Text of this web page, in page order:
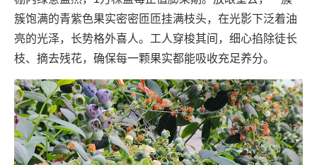
簇饱满的青紫色果实密密匝匝挂满枝头，在光影下泛着油
亮的光泽，长势格外喜人。工人穿梭其间，细心掐除徒长
枝、摘去残花，确保每一颗果实都能吸收充足养分。